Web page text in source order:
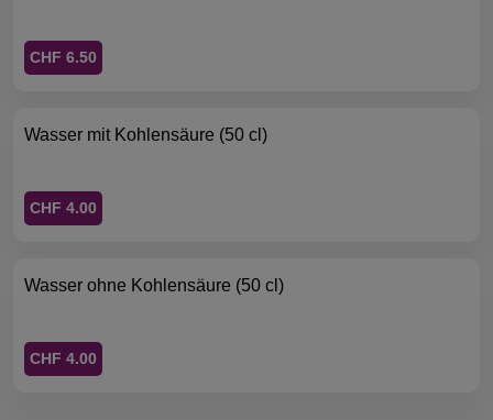
CHF 6.50
Wasser mit Kohlensäure (50 cl)
CHF 4.00
Wasser ohne Kohlensäure (50 cl)
CHF 4.00